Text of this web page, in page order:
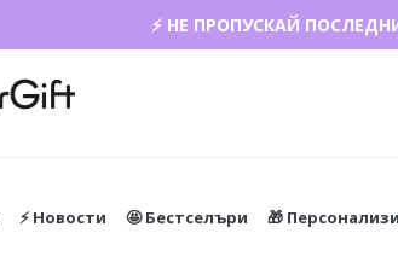
⚡ НЕ ПРОПУСКАЙ
ЛЯТНА РАЗПРОДАЖБА
⚡️ Новости 🤩 Бестселъри 🎁